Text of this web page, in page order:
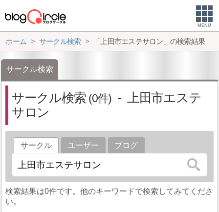
MENU
ホーム サークル検索 「上田市エステサロン」の検索結果
サークル検索
サークル検索 0
上田市エステ
サロン
サークル ユーザー ブログ
検索結果は0件です。他のキーワードで検索してみてくださ
い。